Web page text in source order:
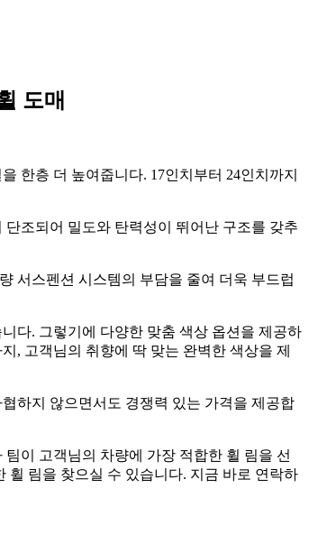
도매
한층 더 높여줍니다. 17인치부터 24인치까지
조되어 밀도와 탄력성이 뛰어난 구조를 갖추
서스펜션 시스템의 부담을 줄여 더욱 부드럽
다. 그렇기에 다양한 맞춤 색상 옵션을 제공하
, 고객님의 취향에 딱 맞는 완벽한 색상을 제
하지 않으면서도 경쟁력 있는 가격을 제공합
이 고객님의 차량에 가장 적합한 휠 림을 선
휠 림을 찾으실 수 있습니다. 지금 바로 연락하